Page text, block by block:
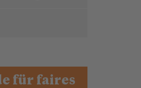
für faires